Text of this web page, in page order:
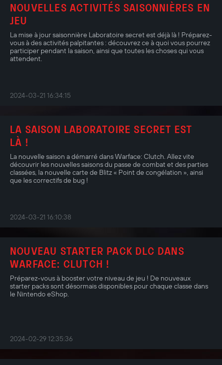
NOUVELLES ACTIVITÉS SAISONNIÈRES EN
JEU
La mise à jour saisonnière Laboratoire secret est déjà là ! Préparez-
vous à des activités palpitantes : découvrez ce à quoi vous pourrez
participer pendant la saison, ainsi que toutes les choses qui vous
attendent.
2024-03-21 16:34:15
LA SAISON LABORATOIRE SECRET EST
LÀ !
La nouvelle saison a démarré dans Warface: Clutch. Allez vite
découvrir les nouvelles saisons du passe de combat et des parties
classées, la nouvelle carte de Blitz « Point de congélation », ainsi
que les correctifs de bug !
2024-03-21 16:10:38
NOUVEAU STARTER PACK DLC DANS
WARFACE: CLUTCH !
Préparez-vous à booster votre niveau de jeu ! De nouveaux
starter packs sont désormais disponibles pour chaque classe dans
le Nintendo eShop.
2024-02-29 12:35:36